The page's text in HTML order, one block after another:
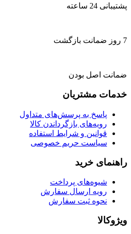
پشتیبانی 24 ساعته
7 روز ضمانت بازگشت
ضمانت اصل بودن
خدمات مشتریان
پاسخ به پرسش‌های متداول
رویه‌های بازگرداندن کالا
قوانین و شرایط استفاده
سیاست حریم خصوصی
راهنمای خرید
شیوه‌های پرداخت
رویه ارسال سفارش
نحوه ثبت سفارش
ویژوکالا